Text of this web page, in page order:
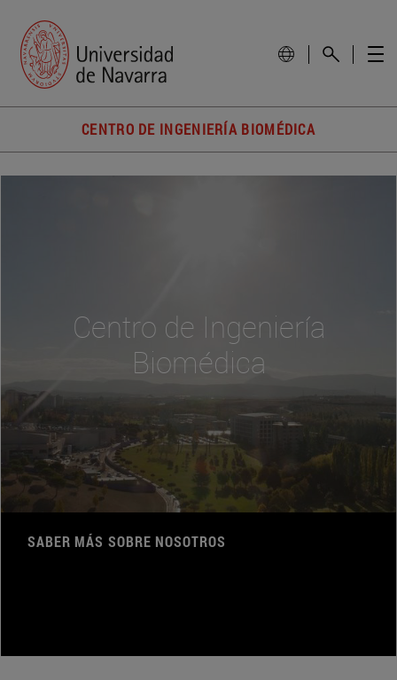
CENTRO DE INGENIERÍA BIOMÉDICA
Centro de Ingeniería
Biomédica
SABER MÁS SOBRE NOSOTROS